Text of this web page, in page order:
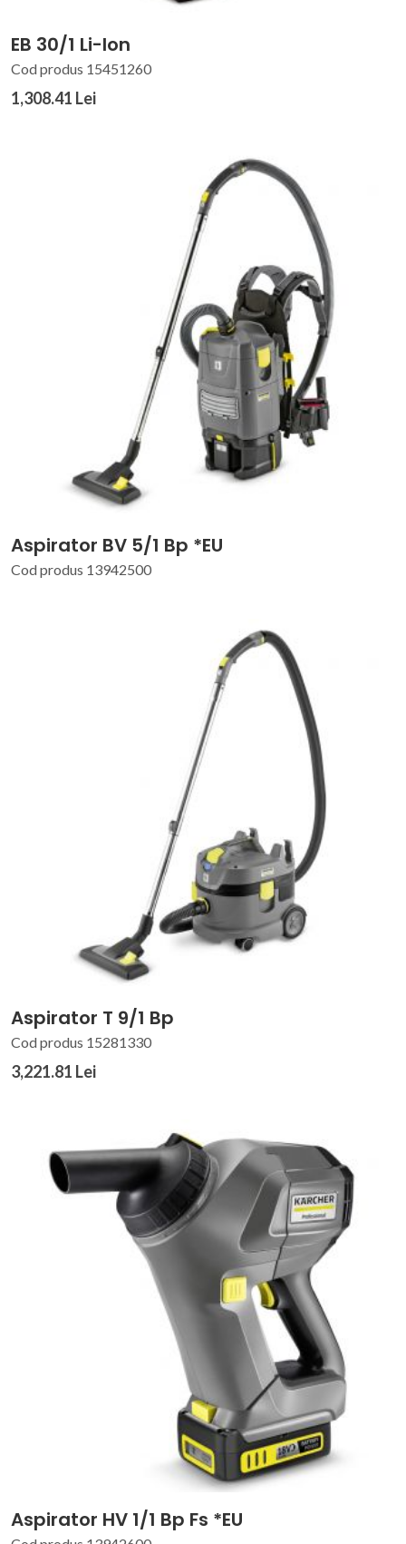
EB 30/1 Li-Ion
Cod produs 15451260
1,308.41 Lei
Aspirator BV 5/1 Bp *EU
Cod produs 13942500
Aspirator T 9/1 Bp
Cod produs 15281330
3,221.81 Lei
Aspirator HV 1/1 Bp Fs *EU